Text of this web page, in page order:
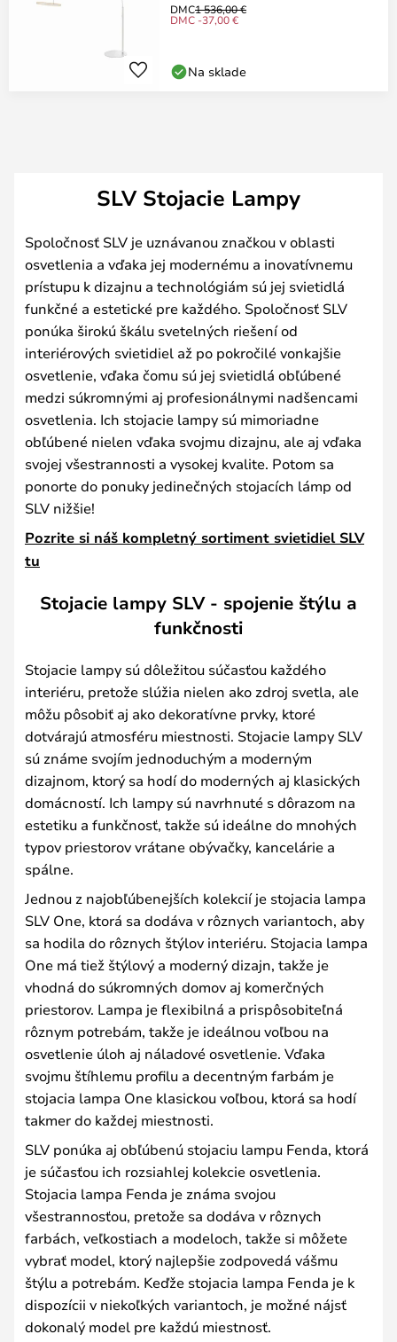
DMC1 536,00 €
DMC -37,00 €
Na sklade
SLV Stojacie Lampy
Spoločnosť SLV je uznávanou značkou v oblasti
osvetlenia a vďaka jej modernému a inovatívnemu
prístupu k dizajnu a technológiám sú jej svietidlá
funkčné a estetické pre každého. Spoločnosť SLV
ponúka širokú škálu svetelných riešení od
interiérových svietidiel až po pokročilé vonkajšie
osvetlenie, vďaka čomu sú jej svietidlá obľúbené
medzi súkromnými aj profesionálnymi nadšencami
osvetlenia. Ich stojacie lampy sú mimoriadne
obľúbené nielen vďaka svojmu dizajnu, ale aj vďaka
svojej všestrannosti a vysokej kvalite. Potom sa
ponorte do ponuky jedinečných stojacích lámp od
SLV nižšie!
Pozrite si náš kompletný sortiment svietidiel SLV
tu
Stojacie lampy SLV - spojenie štýlu a
funkčnosti
Stojacie lampy sú dôležitou súčasťou každého
interiéru, pretože slúžia nielen ako zdroj svetla, ale
môžu pôsobiť aj ako dekoratívne prvky, ktoré
dotvárajú atmosféru miestnosti. Stojacie lampy SLV
sú známe svojím jednoduchým a moderným
dizajnom, ktorý sa hodí do moderných aj klasických
domácností. Ich lampy sú navrhnuté s dôrazom na
estetiku a funkčnosť, takže sú ideálne do mnohých
typov priestorov vrátane obývačky, kancelárie a
spálne.
Jednou z najobľúbenejších kolekcií je stojacia lampa
SLV One, ktorá sa dodáva v rôznych variantoch, aby
sa hodila do rôznych štýlov interiéru. Stojacia lampa
One má tiež štýlový a moderný dizajn, takže je
vhodná do súkromných domov aj komerčných
priestorov. Lampa je flexibilná a prispôsobiteľná
rôznym potrebám, takže je ideálnou voľbou na
osvetlenie úloh aj náladové osvetlenie. Vďaka
svojmu štíhlemu profilu a decentným farbám je
stojacia lampa One klasickou voľbou, ktorá sa hodí
takmer do každej miestnosti.
SLV ponúka aj obľúbenú stojaciu lampu Fenda, ktorá
je súčasťou ich rozsiahlej kolekcie osvetlenia.
Stojacia lampa Fenda je známa svojou
všestrannosťou, pretože sa dodáva v rôznych
farbách, veľkostiach a modeloch, takže si môžete
vybrať model, ktorý najlepšie zodpovedá vášmu
štýlu a potrebám. Keďže stojacia lampa Fenda je k
dispozícii v niekoľkých variantoch, je možné nájsť
dokonalý model pre každú miestnosť.